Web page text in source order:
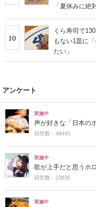
「夏休みに絶
10
くら寿司で
もない1皿に
たい」
アンケート
実施中
声が好きな「日本の
回答数：49443
実施中
歌が上手だと思うホ
回答数：23836
実施中